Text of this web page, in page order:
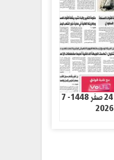
صحيفة الثورة الجمعه 24 صفر 1448- 7